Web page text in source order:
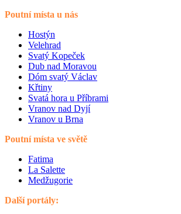
Poutní místa u nás
Hostýn
Velehrad
Svatý Kopeček
Dub nad Moravou
Dóm svatý Václav
Křtiny
Svatá hora u Příbrami
Vranov nad Dyjí
Vranov u Brna
Poutní místa ve světě
Fatima
La Salette
Medžugorie
Další portály: